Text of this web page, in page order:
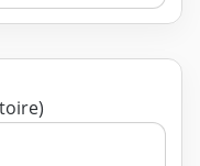
(obligatoire)